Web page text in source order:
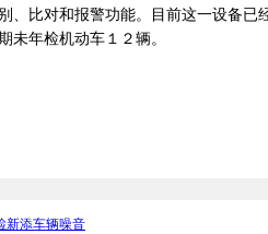
、比对和报警功能。目前这一设备已
未年检机动车１２辆。
新添车辆噪音